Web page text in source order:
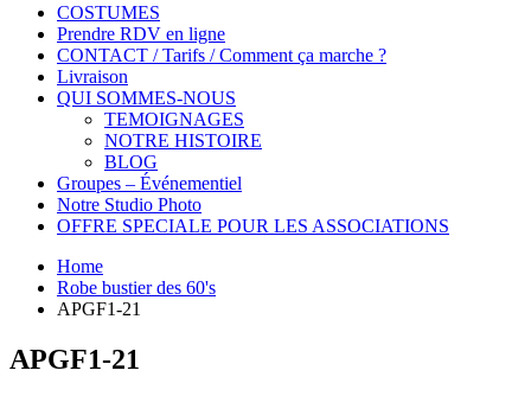
COSTUMES
Prendre RDV en ligne
CONTACT / Tarifs / Comment ça marche ?
Livraison
QUI SOMMES-NOUS
TEMOIGNAGES
NOTRE HISTOIRE
BLOG
Groupes – Événementiel
Notre Studio Photo
OFFRE SPECIALE POUR LES ASSOCIATIONS
Home
Robe bustier des 60's
APGF1-21
APGF1-21